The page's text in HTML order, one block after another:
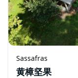
Sassafras
黄樟坚果